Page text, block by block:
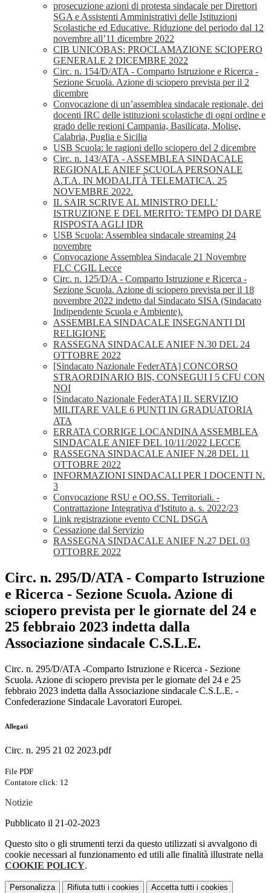
prosecuzione azioni di protesta sindacale per Direttori
SGA e Assistenti Amministrativi delle Istituzioni
Scolastiche ed Educative. Riduzione del periodo dal 12
novembre all’11 dicembre 2022
CIB UNICOBAS: PROCLAMAZIONE SCIOPERO
GENERALE 2 DICEMBRE 2022
Circ. n. 154/D/ATA - Comparto Istruzione e Ricerca -
Sezione Scuola. Azione di sciopero prevista per il 2
dicembre
Convocazione di un’assemblea sindacale regionale, dei
docenti IRC delle istituzioni scolastiche di ogni ordine e
grado delle regioni Campania, Basilicata, Molise,
Calabria, Puglia e Sicilia
USB Scuola: le ragioni dello sciopero del 2 dicembre
Circ. n. 143/ATA - ASSEMBLEA SINDACALE
REGIONALE ANIEF SCUOLA PERSONALE
A.T.A. IN MODALITÀ TELEMATICA. 25
NOVEMBRE 2022.
IL SAIR SCRIVE AL MINISTRO DELL'
ISTRUZIONE E DEL MERITO: TEMPO DI DARE
RISPOSTA AGLI IDR
USB Scuola: Assemblea sindacale streaming 24
novembre
Convocazione Assemblea Sindacale 21 Novembre
FLC CGIL Lecce
Circ. n. 125/D/A - Comparto Istruzione e Ricerca -
Sezione Scuola. Azione di sciopero prevista per il 18
novembre 2022 indetto dal Sindacato SISA (Sindacato
Indipendente Scuola e Ambiente).
ASSEMBLEA SINDACALE INSEGNANTI DI
RELIGIONE
RASSEGNA SINDACALE ANIEF N.30 DEL 24
OTTOBRE 2022
[Sindacato Nazionale FederATA] CONCORSO
STRAORDINARIO BIS, CONSEGUI I 5 CFU CON
NOI
[Sindacato Nazionale FederATA] IL SERVIZIO
MILITARE VALE 6 PUNTI IN GRADUATORIA
ATA
ERRATA CORRIGE LOCANDINA ASSEMBLEA
SINDACALE ANIEF DEL 10/11/2022 LECCE
RASSEGNA SINDACALE ANIEF N.28 DEL 11
OTTOBRE 2022
INFORMAZIONI SINDACALI PER I DOCENTI N.
3
Convocazione RSU e OO.SS. Territoriali. -
Contrattazione Integrativa d'Istituto a. s. 2022/23
Link registrazione evento CCNL DSGA
Cessazione dal Servizio
RASSEGNA SINDACALE ANIEF N.27 DEL 03
OTTOBRE 2022
Circ. n. 295/D/ATA - Comparto Istruzione
e Ricerca - Sezione Scuola. Azione di
sciopero prevista per le giornate del 24 e
25 febbraio 2023 indetta dalla
Associazione sindacale C.S.L.E.
Circ. n. 295/D/ATA -Comparto Istruzione e Ricerca - Sezione
Scuola. Azione di sciopero prevista per le giornate del 24 e 25
febbraio 2023 indetta dalla Associazione sindacale C.S.L.E. -
Confederazione Sindacale Lavoratori Europei.
Allegati
Circ. n. 295 21 02 2023.pdf
File PDF
Contatore click: 12
Notizie
Pubblicato il 21-02-2023
Questo sito o gli strumenti terzi da questo utilizzati si avvalgono di
cookie necessari al funzionamento ed utili alle finalità illustrate nella
COOKIE POLICY.
Personalizza Rifiuta tutti i cookies Accetta tutti i cookies